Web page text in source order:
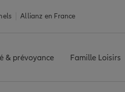
Allianz en France
& prévoyance Famille Loisirs